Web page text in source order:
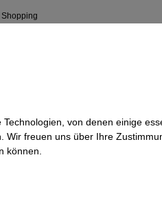
von denen einige
Wir freuen uns über Ihre
können.